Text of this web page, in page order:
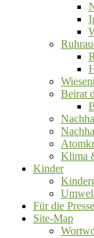
Beirat
Klima
Kinder
Für die Presse
Site-Map